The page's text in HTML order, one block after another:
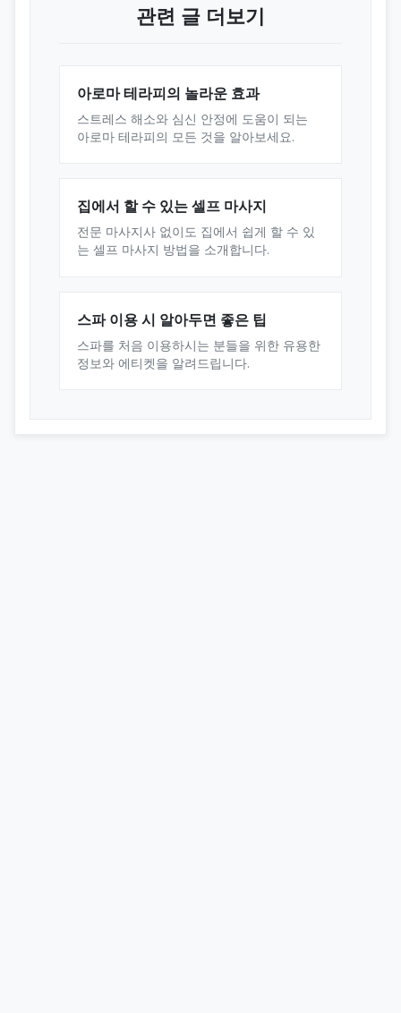
관련 글 더보기
아로마 테라피의 놀라운 효과
스트레스 해소와 심신 안정에 도움이 되는
아로마 테라피의 모든 것을 알아보세요.
집에서 할 수 있는 셀프 마사지
전문 마사지사 없이도 집에서 쉽게 할 수 있
는 셀프 마사지 방법을 소개합니다.
스파 이용 시 알아두면 좋은 팁
스파를 처음 이용하시는 분들을 위한 유용한
정보와 에티켓을 알려드립니다.